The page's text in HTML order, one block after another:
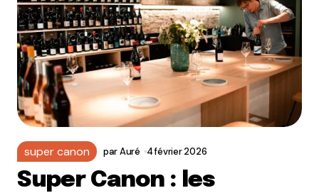
super canon parAuré 4 février 2026
Super Canon : les